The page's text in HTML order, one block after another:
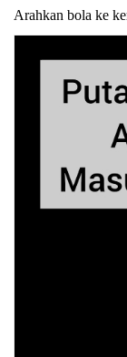
Arahkan bola ke